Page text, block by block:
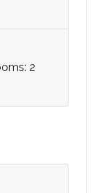
Bedrooms: 2